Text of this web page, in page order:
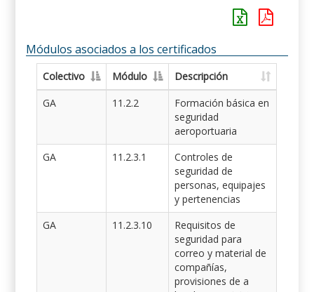
Módulos asociados a los certificados
Colectivo Módulo
Descripción
GA
11.2.2
Formación básica en
seguridad
aeroportuaria
GA
11.2.3.1
Controles de
seguridad de
personas, equipajes
y pertenencias
GA
11.2.3.10
Requisitos de
seguridad para
correo y material de
compañías,
provisiones de a